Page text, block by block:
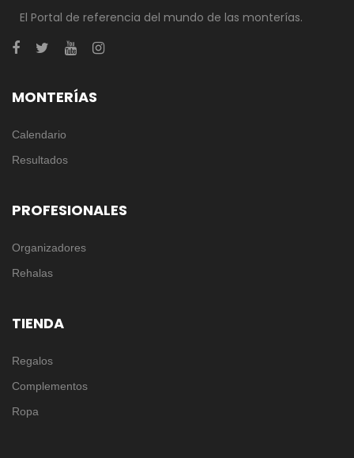
El Portal de referencia del mundo de las monterías.
MONTERÍAS
Calendario
Resultados
PROFESIONALES
Organizadores
Rehalas
TIENDA
Regalos
Complementos
Ropa